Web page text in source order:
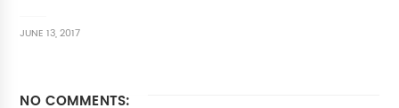
JUNE 13, 2017
NO COMMENTS: